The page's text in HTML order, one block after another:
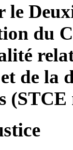
le
du
de la
(STCE